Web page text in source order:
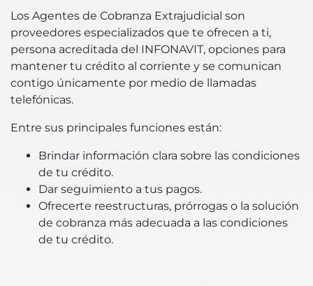
Los Agentes de Cobranza Extrajudicial son
proveedores especializados que te ofrecen a ti,
persona acreditada del INFONAVIT, opciones para
mantener tu crédito al corriente y se comunican
contigo únicamente por medio de llamadas
telefónicas.
Entre sus principales funciones están:
Brindar información clara sobre las condiciones
de tu crédito.
Dar seguimiento a tus pagos.
Ofrecerte reestructuras, prórrogas o la solución
de cobranza más adecuada a las condiciones
de tu crédito.